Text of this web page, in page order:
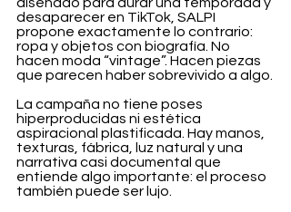
desaparecer en TikTok, SALPI
propone exactamente lo contrario:
ropa y objetos con biografía. No
hacen moda “vintage”. Hacen piezas
que parecen haber sobrevivido a algo.
La campaña no tiene poses
hiperproducidas ni estética
aspiracional plastificada. Hay manos,
texturas, fábrica, luz natural y una
narrativa casi documental que
entiende algo importante: el proceso
también puede ser lujo.